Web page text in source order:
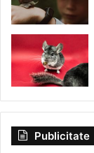
Publicitate